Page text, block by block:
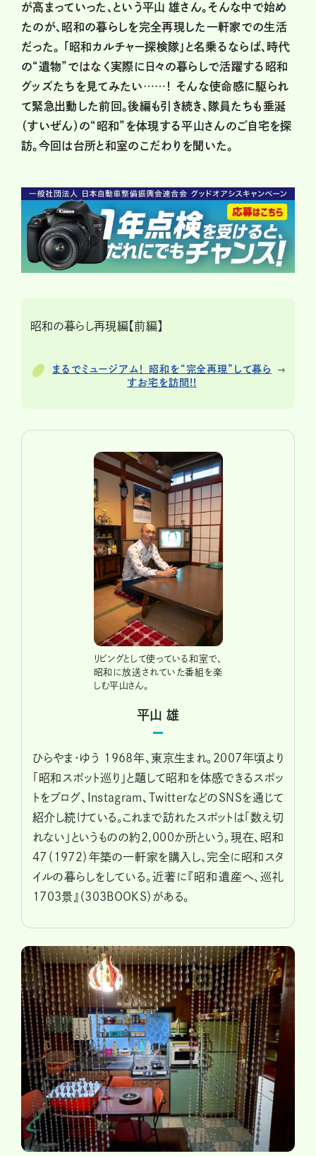
が高まっていった、という平山 雄さん。そんな中で始め
たのが、昭和の暮らしを完全再現した一軒家での生活
だった。 「昭和カルチャー探検隊」と名乗るならば、時代
の“遺物”ではなく実際に日々の暮らしで活躍する昭和
グッズたちを見てみたい……！ そんな使命感に駆られ
て緊急出動した前回。後編も引き続き、隊員たちも垂涎
（すいぜん）の“昭和”を体現する平山さんのご自宅を探
訪。今回は台所と和室のこだわりを聞いた。
昭和の暮らし再現編【前編】
まるでミュージアム！ 昭和を“完全再現”して暮ら
すお宅を訪問!!
リビングとして使っている和室で、
昭和に放送されていた番組を楽
しむ平山さん。
平山 雄
ひらやま・ゆう 1968年、東京生まれ。2007年頃より
「昭和スポット巡り」と題して昭和を体感できるスポッ
トをブログ、Instagram、TwitterなどのSNSを通じて
紹介し続けている。これまで訪れたスポットは「数え切
れない」というものの約2,000か所という。現在、昭和
47（1972）年築の一軒家を購入し、完全に昭和スタ
イルの暮らしをしている。近著に『昭和遺産へ、巡礼
1703景』（303BOOKS）がある。